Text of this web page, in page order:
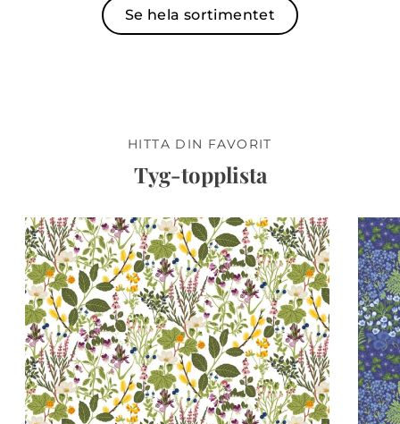
Se hela sortimentet
HITTA DIN FAVORIT
Tyg-topplista